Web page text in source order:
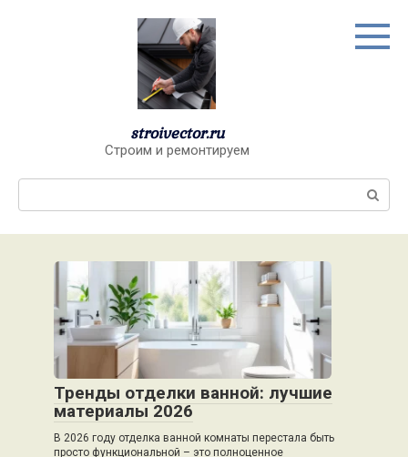
stroivector.ru
Строим и ремонтируем
Тренды отделки ванной: лучшие
материалы 2026
В 2026 году отделка ванной комнаты перестала быть
просто функциональной – это полноценное